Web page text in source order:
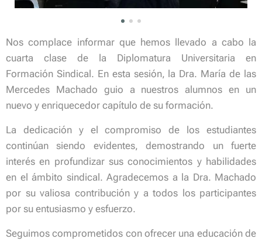
Nos complace informar que hemos llevado a cabo la
cuarta clase de la Diplomatura Universitaria en
Formación Sindical. En esta sesión, la Dra. María de las
Mercedes Machado guio a nuestros alumnos en un
nuevo y enriquecedor capítulo de su formación.
La dedicación y el compromiso de los estudiantes
continúan siendo evidentes, demostrando un fuerte
interés en profundizar sus conocimientos y habilidades
en el ámbito sindical. Agradecemos a la Dra. Machado
por su valiosa contribución y a todos los participantes
por su entusiasmo y esfuerzo.
Seguimos comprometidos con ofrecer una educación de